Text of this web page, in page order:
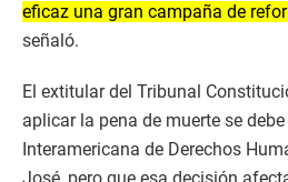
eficaz una gran campaña de
señaló.
El extitular del Tribunal
aplicar la pena de muerte se
Interamericana de Derechos